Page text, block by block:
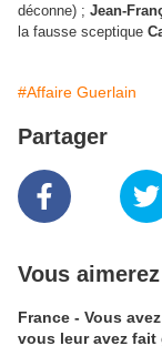
déconne) ; Jean-
la fausse sceptique
#Affaire Guerlain
Partager
Vous
France - Vous
vous leur avez fait